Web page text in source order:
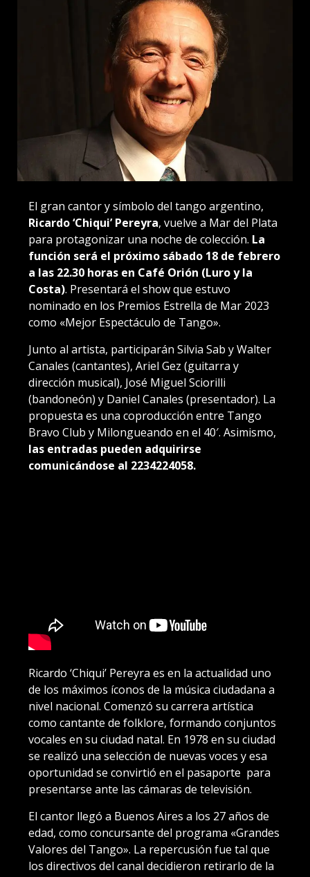
El gran cantor y símbolo del tango argentino,
Ricardo ‘Chiqui’ Pereyra, vuelve a Mar del Plata
para protagonizar una noche de colección. La
función será el próximo sábado 18 de febrero
a las 22.30 horas en Café Orión (Luro y la
Costa). Presentará el show que estuvo
nominado en los Premios Estrella de Mar 2023
como «Mejor Espectáculo de Tango».
Junto al artista, participarán Silvia Sab y Walter
Canales (cantantes), Ariel Gez (guitarra y
dirección musical), José Miguel Sciorilli
(bandoneón) y Daniel Canales (presentador). La
propuesta es una coproducción entre Tango
Bravo Club y Milongueando en el 40′. Asimismo,
las entradas pueden adquirirse
comunicándose al 2234224058.
Ricardo ‘Chiqui’ Pereyra es en la actualidad uno
de los máximos íconos de la música ciudadana a
nivel nacional. Comenzó su carrera artística
como cantante de folklore, formando conjuntos
vocales en su ciudad natal. En 1978 en su ciudad
se realizó una selección de nuevas voces y esa
oportunidad se convirtió en el pasaporte para
presentarse ante las cámaras de televisión.
El cantor llegó a Buenos Aires a los 27 años de
edad, como concursante del programa «Grandes
Valores del Tango». La repercusión fue tal que
los directivos del canal decidieron retirarlo de la